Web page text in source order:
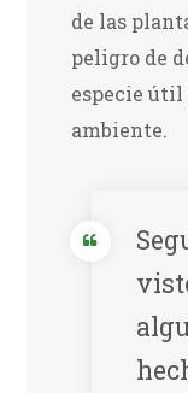
de las
peligro de
especie útil
ambiente.